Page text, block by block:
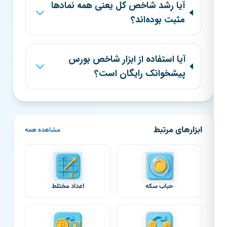
آیا رشد شاخص کل یعنی همه نمادها
مثبت بوده‌اند؟
آیا استفاده از ابزار شاخص بورس
پیشخوانک رایگان است؟
ابزارهای مرتبط مشاهده همه
حباب سکه اعداد مختلط